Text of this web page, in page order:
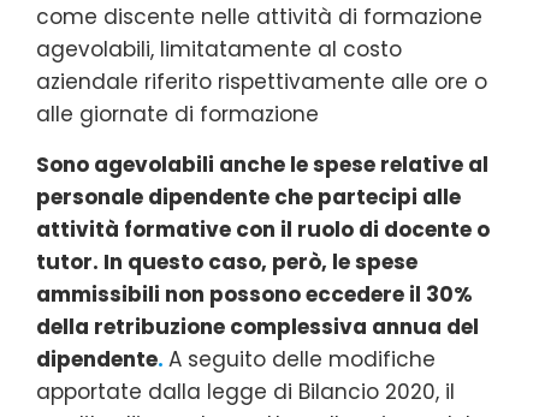
come discente nelle attività di formazione
agevolabili, limitatamente al costo
aziendale riferito rispettivamente alle ore o
alle giornate di formazione
Sono agevolabili anche le spese relative al
personale dipendente che partecipi alle
attività formative con il ruolo di docente o
tutor. In questo caso, però, le spese
ammissibili non possono eccedere il 30%
della retribuzione complessiva annua del
dipendente. A seguito delle modifiche
apportate dalla legge di Bilancio 2020, il